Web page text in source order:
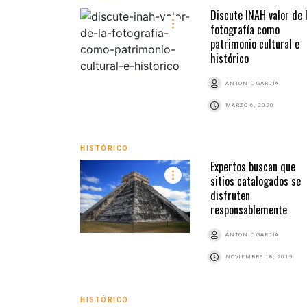
Discute INAH valor de
fotografía como
patrimonio cultural e
histórico
ANTONIO GARCÍA
MARZO 6, 2020
HISTÓRICO
Expertos buscan que
sitios catalogados se
disfruten
responsablemente
ANTONIO GARCÍA
NOVIEMBRE 18, 2019
HISTÓRICO